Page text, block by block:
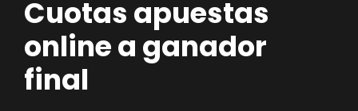
Cuotas apuestas
online a ganador
final